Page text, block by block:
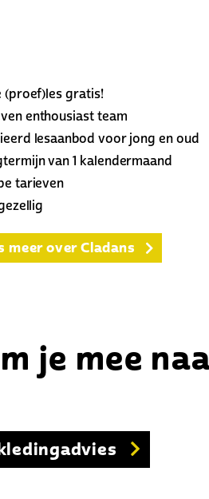
(proef)les gratis!
tarieven
Lees meer over Cladans
je mee